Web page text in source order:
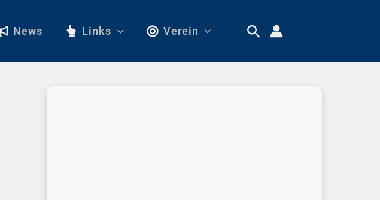
News Links Verein